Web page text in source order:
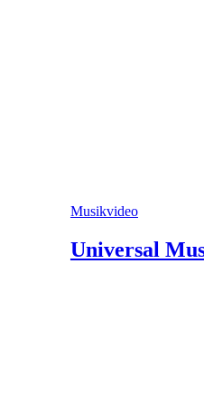
Musikvideo
Universal